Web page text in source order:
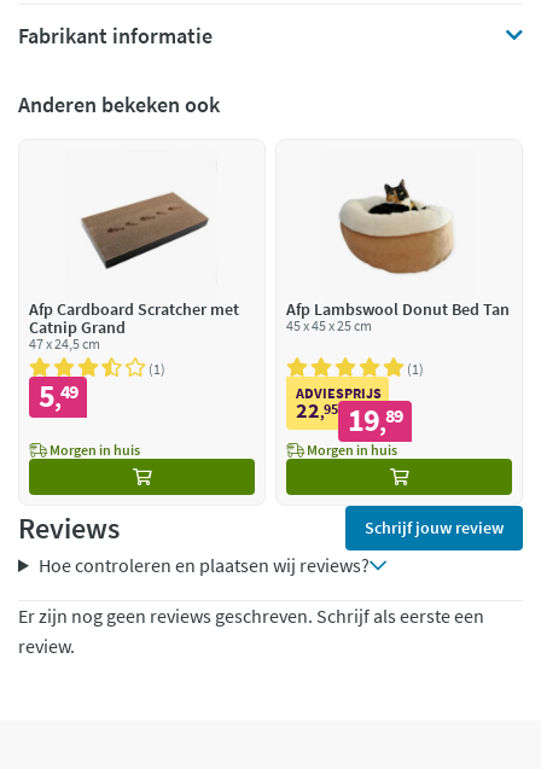
Fabrikant informatie
Anderen bekeken ook
Afp Cardboard Scratcher met
Catnip Grand
47 x 24,5 cm
1
5,49
Morgen in huis
Afp Lambswool Donut Bed Tan
45 x 45 x 25 cm
1
ADVIESPRIJS
22,95 19,89
Morgen in huis
Reviews Schrijf jouw review
Hoe controleren en plaatsen wij reviews?
Er zijn nog geen reviews geschreven. Schrijf als eerste een
review.